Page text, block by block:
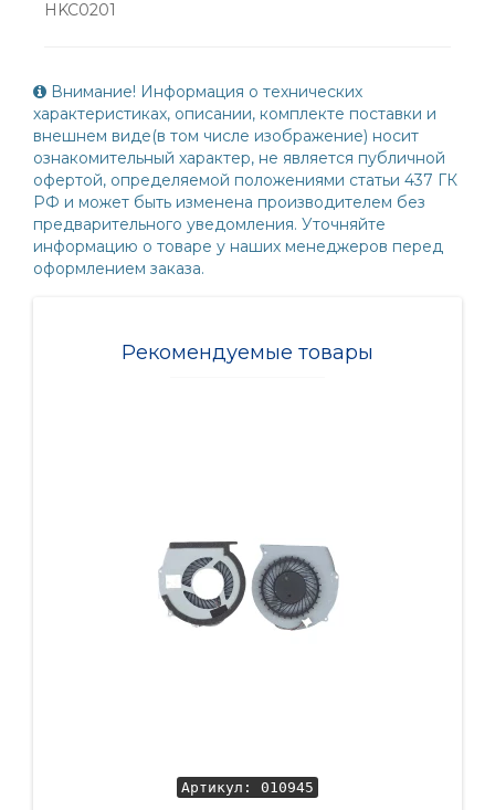
HKC0201
Внимание! Информация о технических
характеристиках, описании, комплекте поставки и
внешнем виде(в том числе изображение) носит
ознакомительный характер, не является публичной
офертой, определяемой положениями статьи 437 ГК
РФ и может быть изменена производителем без
предварительного уведомления. Уточняйте
информацию о товаре у наших менеджеров перед
оформлением заказа.
Рекомендуемые товары
Артикул: 010945